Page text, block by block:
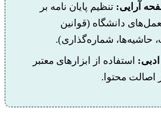
آرایی: تنظیم پایان نامه بر
دانشگاه (قوانین
حاشیه‌ها، شماره‌گذاری).
استفاده از ابزارهای معتبر
اصالت محتوا.